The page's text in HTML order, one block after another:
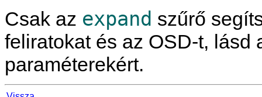
Csak az expand szűrő
feliratokat és az OSD-t, lásd
paraméterekért.